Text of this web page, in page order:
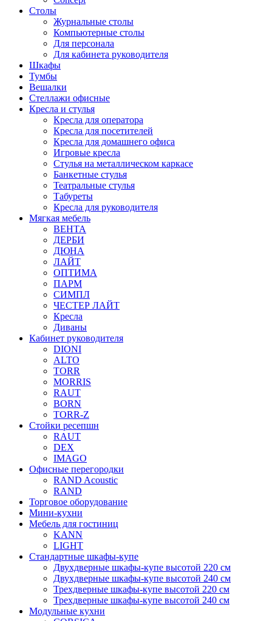
Столы
Журнальные столы
Компьютерные столы
Для персонала
Для кабинета руководителя
Шкафы
Тумбы
Вешалки
Стеллажи офисные
Кресла и стулья
Кресла для оператора
Кресла для посетителей
Кресла для домашнего офиса
Игровые кресла
Стулья на металлическом каркасе
Банкетные стулья
Театральные стулья
Табуреты
Кресла для руководителя
Мягкая мебель
ВЕНТА
ДЕРБИ
ДЮНА
ЛАЙТ
ОПТИМА
ПАРМ
СИМПЛ
ЧЕСТЕР ЛАЙТ
Кресла
Диваны
Кабинет руководителя
DIONI
ALTO
TORR
MORRIS
RAUT
BORN
TORR-Z
Стойки ресепшн
RAUT
DEX
IMAGO
Офисные перегородки
RAND Acoustic
RAND
Торговое оборудование
Мини-кухни
Мебель для гостиниц
KANN
LIGHT
Стандартные шкафы-купе
Двухдверные шкафы-купе высотой 220 см
Двухдверные шкафы-купе высотой 240 см
Трехдверные шкафы-купе высотой 220 см
Трехдверные шкафы-купе высотой 240 см
Модульные кухни